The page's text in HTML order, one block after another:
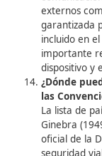
¿Qué
La
vehículos
Un
Otro
la